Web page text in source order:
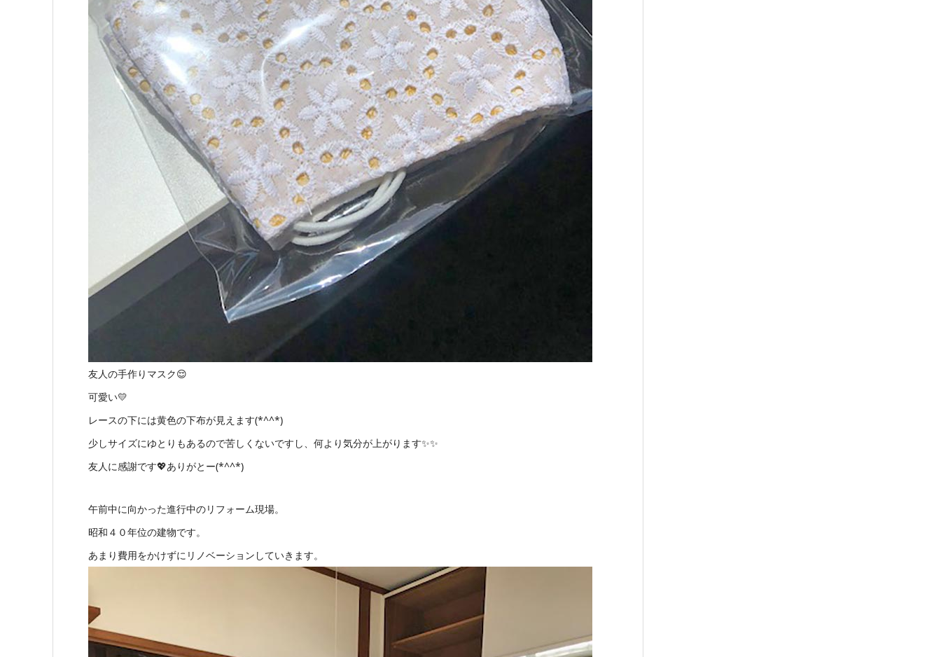
友人の手作りマスク😌
可愛い💛
レースの下には黄色の下布が見えます(*^^*)
少しサイズにゆとりもあるので苦しくないですし、何より気分が上がります✨✨
友人に感謝です💖ありがとー(*^^*)
午前中に向かった進行中のリフォーム現場。
昭和４０年位の建物です。
あまり費用をかけずにリノベーションしていきます。